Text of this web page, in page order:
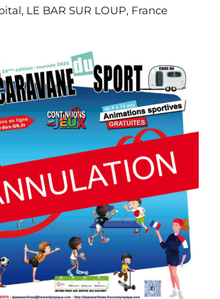
LE BAR SUR LOUP, France